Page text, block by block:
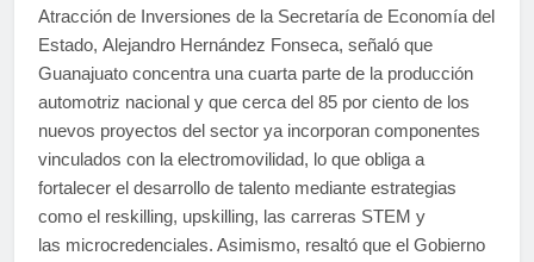
Atracción de Inversiones de la Secretaría de Economía del
Estado, Alejandro Hernández Fonseca, señaló que
Guanajuato concentra una cuarta parte de la producción
automotriz nacional y que cerca del 85 por ciento de los
nuevos proyectos del sector ya incorporan componentes
vinculados con la electromovilidad, lo que obliga a
fortalecer el desarrollo de talento mediante estrategias
como el reskilling, upskilling, las carreras STEM y
las microcredenciales. Asimismo, resaltó que el Gobierno